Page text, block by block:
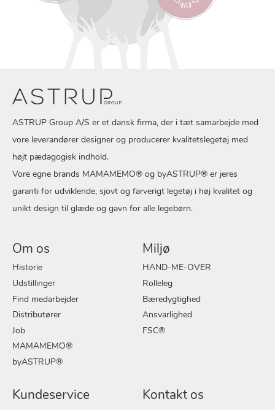
ASTRUP Group A/S er et dansk firma, der i tæt samarbejde med
vore leverandører designer og producerer kvalitetslegetøj med
højt pædagogisk indhold.
Vore egne brands MAMAMEMO® og byASTRUP® er jeres
garanti for udviklende, sjovt og farverigt legetøj i høj kvalitet og
unikt design til glæde og gavn for alle legebørn.
Om os
Historie
Udstillinger
Find medarbejder
Distributører
Job
MAMAMEMO®
byASTRUP®
Miljø
HAND-ME-OVER
Rolleleg
Bæredygtighed
Ansvarlighed
FSC®
Kundeservice Kontakt os